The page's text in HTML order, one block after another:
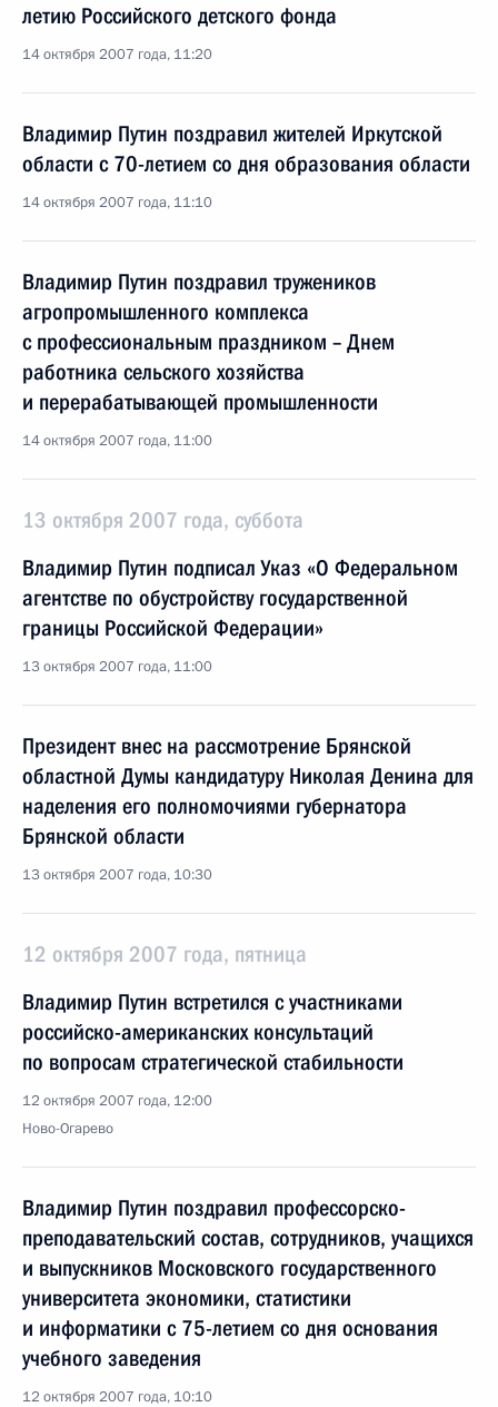
летию Российского детского фонда
14 октября 2007 года, 11:20
Владимир Путин поздравил жителей Иркутской
области с 70-летием со дня образования области
14 октября 2007 года, 11:10
Владимир Путин поздравил тружеников
агропромышленного комплекса
с профессиональным праздником – Днем
работника сельского хозяйства
и перерабатывающей промышленности
14 октября 2007 года, 11:00
13 октября 2007 года, суббота
Владимир Путин подписал Указ «О Федеральном
агентстве по обустройству государственной
границы Российской Федерации»
13 октября 2007 года, 11:00
Президент внес на рассмотрение Брянской
областной Думы кандидатуру Николая Денина для
наделения его полномочиями губернатора
Брянской области
13 октября 2007 года, 10:30
12 октября 2007 года, пятница
Владимир Путин встретился с участниками
российско-американских консультаций
по вопросам стратегической стабильности
12 октября 2007 года, 12:00
Ново-Огарево
Владимир Путин поздравил профессорско-
преподавательский состав, сотрудников, учащихся
и выпускников Московского государственного
университета экономики, статистики
и информатики с 75-летием со дня основания
учебного заведения
12 октября 2007 года, 10:10